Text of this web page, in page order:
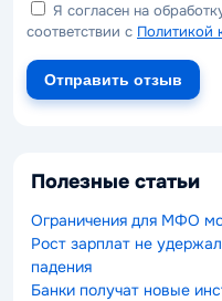
Я согласен на
соответствии с Политикой
Отправить отзыв
Полезные статьи
Ограничения для МФО
Рост зарплат не
падения
Банки получат новые